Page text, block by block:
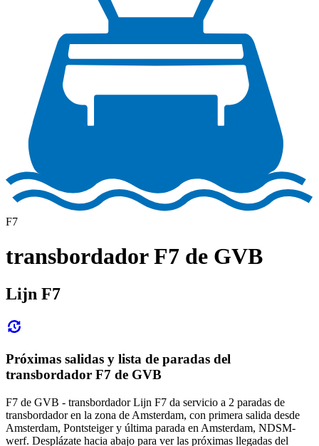
F7
transbordador F7 de GVB
Lijn F7
Próximas salidas y lista de paradas del
transbordador F7 de GVB
F7 de GVB - transbordador Lijn F7 da servicio a 2 paradas de
transbordador en la zona de Amsterdam, con primera salida desde
Amsterdam, Pontsteiger y última parada en Amsterdam, NDSM-
werf. Desplázate hacia abajo para ver las próximas llegadas del